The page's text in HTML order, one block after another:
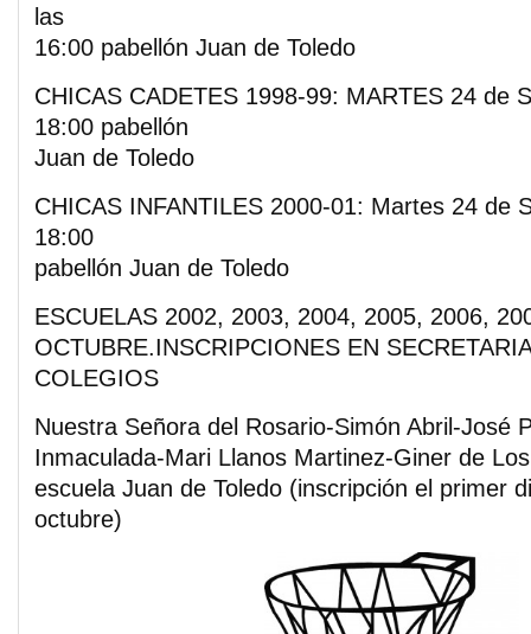
las
16:00 pabellón Juan de Toledo
CHICAS CADETES 1998-99: MARTES 24 de
18:00 pabellón
Juan de Toledo
CHICAS INFANTILES 2000-01: Martes 24 de
18:00
pabellón Juan de Toledo
ESCUELAS 2002, 2003, 2004, 2005, 2006,
OCTUBRE.INSCRIPCIONES EN
COLEGIOS
Nuestra Señora del Rosario-Simón Abril-José
Inmaculada-Mari Llanos Martinez-Giner de
escuela Juan de Toledo (inscripción el primer
octubre)